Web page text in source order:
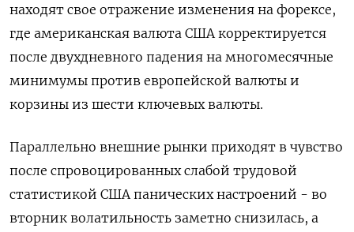
находят свое отражение изменения на форексе,
где американская валюта США корректируется
после двухдневного падения на многомесячные
минимумы против европейской валюты и
корзины из шести ключевых валюты.
Параллельно внешние рынки приходят в чувство
после спровоцированных слабой трудовой
статистикой США панических настроений - во
вторник волатильность заметно снизилась, а